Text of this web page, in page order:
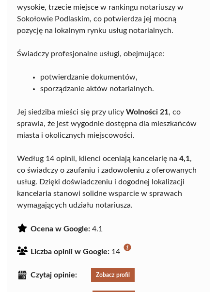
wysokie, trzecie miejsce w rankingu notariuszy w
Sokołowie Podlaskim, co potwierdza jej mocną
pozycję na lokalnym rynku usług notarialnych.
Świadczy profesjonalne usługi, obejmujące:
potwierdzanie dokumentów,
sporządzanie aktów notarialnych.
Jej siedziba mieści się przy ulicy Wolności 21, co
sprawia, że jest wygodnie dostępna dla mieszkańców
miasta i okolicznych miejscowości.
Według 14 opinii, klienci oceniają kancelarię na 4,1,
co świadczy o zaufaniu i zadowoleniu z oferowanych
usług. Dzięki doświadczeniu i dogodnej lokalizacji
kancelaria stanowi solidne wsparcie w sprawach
wymagających udziału notariusza.
Ocena w Google: 4.1
Liczba opinii w Google: 14
Czytaj opinie: Zobacz profil